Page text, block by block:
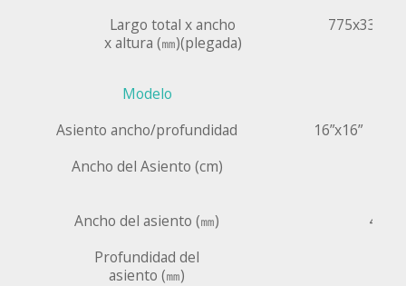
Largo total x ancho
x altura (㎜)(plegada)
Modelo
Asiento ancho/profundidad
16”x16”
Ancho del Asiento (cm)
Ancho del asiento (㎜)
410
Profundidad del
asiento (㎜)